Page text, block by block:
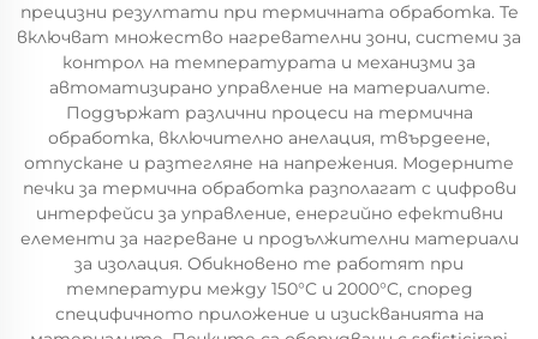
прецизни резултати при термичната обработка. Те
включват множество нагревателни зони, системи за
контрол на температурата и механизми за
автоматизирано управление на материалите.
Поддържат различни процеси на термична
обработка, включително анелация, твърдеене,
отпускане и разтегляне на напрежения. Модерните
печки за термична обработка разполагат с цифрови
интерфейси за управление, енергийно ефективни
елементи за нагреване и продължителни материали
за изолация. Обикновено те работят при
температури между 150°C и 2000°C, според
специфичното приложение и изискванията на